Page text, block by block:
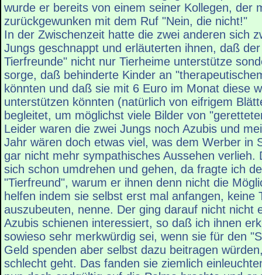
wurde er bereits von einem seiner Kollegen, der
zurückgewunken mit dem Ruf "Nein, die nicht!"
In der Zwischenzeit hatte die zwei anderen sich
Jungs geschnappt und erläuterten ihnen, daß
Tierfreunde" nicht nur Tierheime unterstütze
sorge, daß behinderte Kinder an
könnten und daß sie mit 6 Euro im Monat diese
unterstützen könnten (natürlich von eifrigem
begleitet, um möglichst viele Bilder von
Leider waren die zwei Jungs noch Azubis und
Jahr wären doch etwas viel, was dem Werber in
gar nicht mehr sympathisches Aussehen verlieh.
sich schon umdrehen und gehen, da fragte ich
"Tierfreund", warum er ihnen denn nicht die
helfen indem sie selbst erst mal anfangen, keine
auszubeuten, nenne. Der ging darauf nicht nicht
Azubis schienen interessiert, so daß ich ihnen
sowieso sehr merkwürdig sei, wenn sie für den
Geld spenden aber selbst dazu beitragen
schlecht geht. Das fanden sie ziemlich